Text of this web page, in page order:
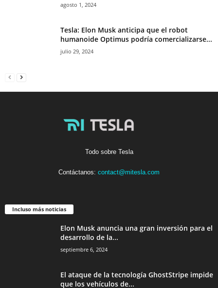
agosto 1, 2024
Tesla: Elon Musk anticipa que el robot
humanoide Optimus podría comercializarse...
julio 29, 2024
Todo sobre Tesla
Contáctanos: contact@mitesla.com
Incluso más noticias
Elon Musk anuncia una gran inversión para el
desarrollo de la...
septiembre 6, 2024
El ataque de la tecnología GhostStripe impide
que los vehículos de...